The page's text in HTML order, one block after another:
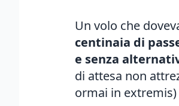
Un volo che
centinaia di
e senza
di attesa non
ormai in